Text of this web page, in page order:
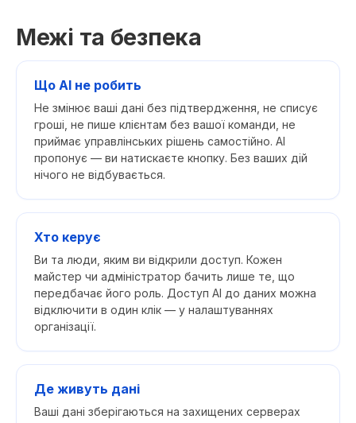
Межі та безпека
Що AI не робить
Не змінює ваші дані без підтвердження, не списує
гроші, не пише клієнтам без вашої команди, не
приймає управлінських рішень самостійно. AI
пропонує — ви натискаєте кнопку. Без ваших дій
нічого не відбувається.
Хто керує
Ви та люди, яким ви відкрили доступ. Кожен
майстер чи адміністратор бачить лише те, що
передбачає його роль. Доступ AI до даних можна
відключити в один клік — у налаштуваннях
організації.
Де живуть дані
Ваші дані зберігаються на захищених серверах